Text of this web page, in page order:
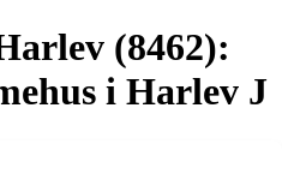
(8462):
i Harlev J